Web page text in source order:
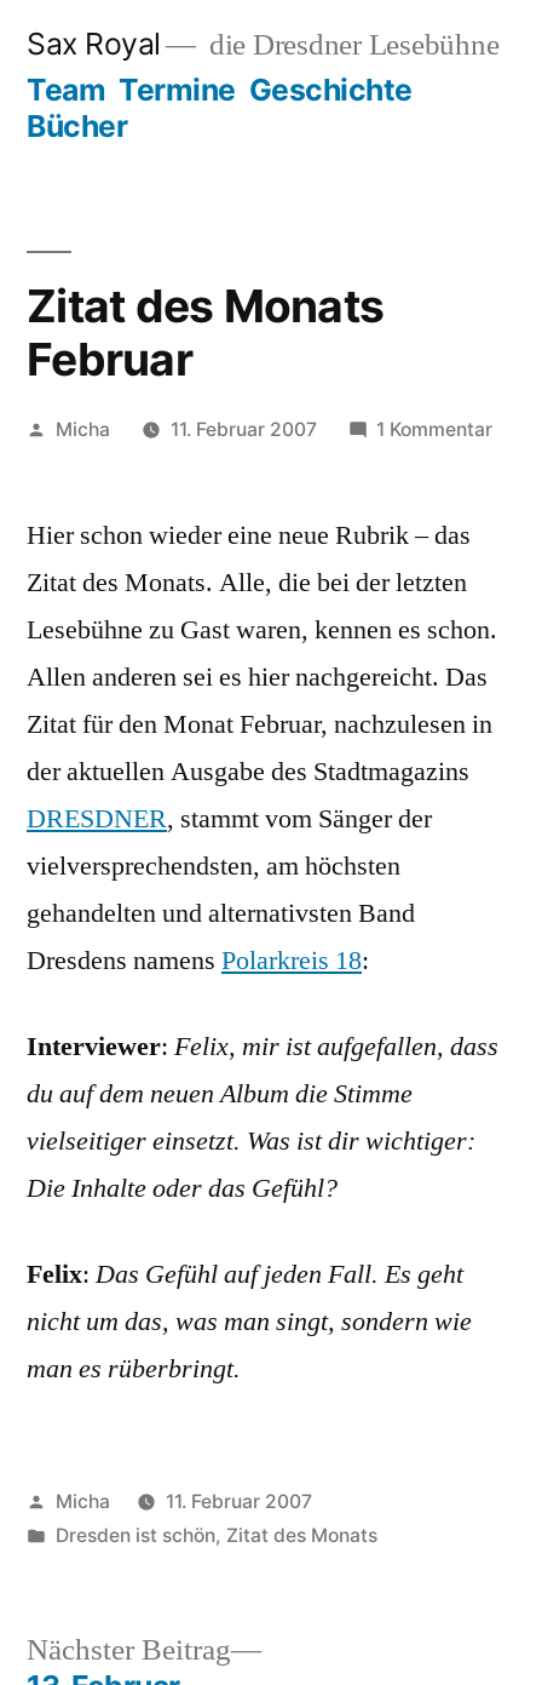
springen
Sax Royal die Dresdner Lesebühne
Team Termine Geschichte
Bücher
Zitat des Monats
Februar
Veröffentlicht
Micha 11. Februar 2007 1 Kommentarzu
Hier schon wieder eine neue Rubrik – das
Zitat des Monats. Alle, die bei der letzten
Lesebühne zu Gast waren, kennen es schon.
Allen anderen sei es hier nachgereicht. Das
Zitat für den Monat Februar, nachzulesen in
der aktuellen Ausgabe des Stadtmagazins
DRESDNER, stammt vom Sänger der
vielversprechendsten, am höchsten
gehandelten und alternativsten Band
Dresdens namens Polarkreis 18:
Interviewer: Felix, mir ist aufgefallen, dass
du auf dem neuen Album die Stimme
vielseitiger einsetzt. Was ist dir wichtiger:
Die Inhalte oder das Gefühl?
Felix:Das Gefühl auf jeden Fall. Es geht
nicht um das, was man singt, sondern wie
man es rüberbringt.
Veröffentlicht
von
Micha
11. Februar 2007
Veröffentlicht
Dresden ist schön, Zitat des Monats
Nächster Beitrag
Nächster